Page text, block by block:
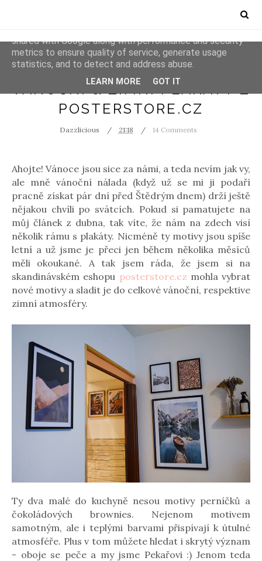
COOPERATION DOMÁCNOST
VÁNOČNÍ & ZIMNÍ PLAKÁTY Z
POSTERSTORE.CZ
Dazzlicious 21:18 14 Comments
Ahojte! Vánoce jsou sice za námi, a teda nevím jak vy,
ale mně vánoční nálada (když už se mi ji podaří
pracně získat pár dní před Štědrým dnem) drží ještě
nějakou chvíli po svátcích. Pokud si pamatujete na
můj článek z dubna, tak víte, že nám na zdech visí
několik rámu s plakáty. Nicméně ty motivy jsou spíše
letní a už jsme je přeci jen během několika měsíců
měli okoukané. A tak jsem ráda, že jsem si na
skandinávském eshopu posterstore.cz mohla vybrat
nové motivy a sladit je do celkové vánoční, respektive
zimní atmosféry.
Ty dva malé do kuchyně nesou motivy perníčků a
čokoládových brownies. Nejenom motivem
samotným, ale i teplými barvami přispívají k útulné
atmosféře. Plus v tom můžete hledat i skrytý význam
- oboje se peče a my jsme Pekařovi :) Jenom teda
This site uses cookies from Google to deliver its services
shared with Google along with performance and security
metrics to ensure quality of service, generate usage
statistics, and to detect and address abuse.
LEARN MORE GOT IT